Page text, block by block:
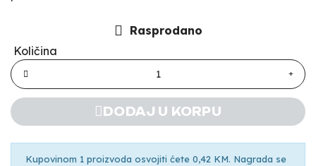
Rasprodano
Količina
DODAJ U KORPU
Kupovinom 1 proizvoda osvojiti ćete 0,42 KM. Nagrada se